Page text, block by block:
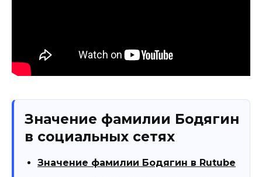
Значение фамилии Бодягин
в социальных сетях
Значение фамилии Бодягин в Rutube